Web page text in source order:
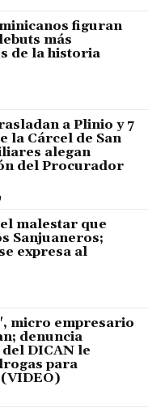
figuran
más
de la historia
a Plinio y 7
la Cárcel de San
alegan
del Procurador
malestar que
Sanjuaneros;
expresa al
micro empresario
denuncia
DICAN le
para